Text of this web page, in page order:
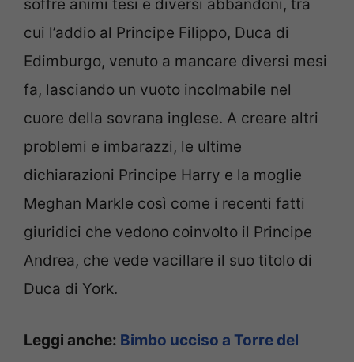
soffre animi tesi e diversi abbandoni, tra
cui l’addio al Principe Filippo, Duca di
Edimburgo, venuto a mancare diversi mesi
fa, lasciando un vuoto incolmabile nel
cuore della sovrana inglese. A creare altri
problemi e imbarazzi, le ultime
dichiarazioni Principe Harry e la moglie
Meghan Markle così come i recenti fatti
giuridici che vedono coinvolto il Principe
Andrea, che vede vacillare il suo titolo di
Duca di York.
Leggi anche: Bimbo ucciso a Torre del